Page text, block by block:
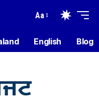
Aa
English Blog